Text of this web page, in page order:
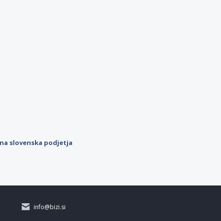
slovenska podjetja
info@bizi.si